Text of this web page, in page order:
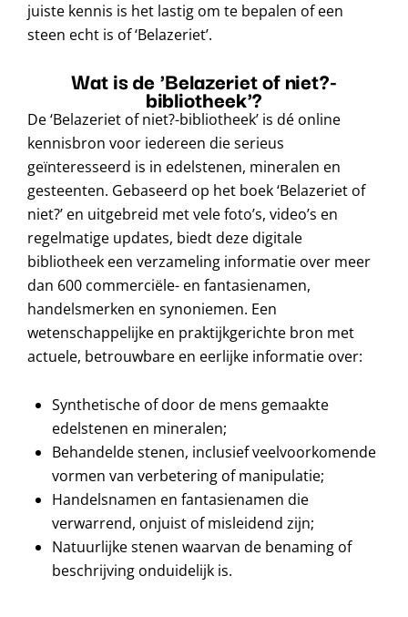
juiste kennis is het lastig om te bepalen of een
steen echt is of ‘Belazeriet’.
Wat is de 'Belazeriet of niet?-
bibliotheek'?
De ‘Belazeriet of niet?-bibliotheek’ is dé online
kennisbron voor iedereen die serieus
geïnteresseerd is in edelstenen, mineralen en
gesteenten. Gebaseerd op het boek ‘Belazeriet of
niet?’ en uitgebreid met vele foto’s, video’s en
regelmatige updates, biedt deze digitale
bibliotheek een verzameling informatie over meer
dan 600 commerciële- en fantasienamen,
handelsmerken en synoniemen. Een
wetenschappelijke en praktijkgerichte bron met
actuele, betrouwbare en eerlijke informatie over:
Synthetische of door de mens gemaakte
edelstenen en mineralen;
Behandelde stenen, inclusief veelvoorkomende
vormen van verbetering of manipulatie;
Handelsnamen en fantasienamen die
verwarrend, onjuist of misleidend zijn;
Natuurlijke stenen waarvan de benaming of
beschrijving onduidelijk is.